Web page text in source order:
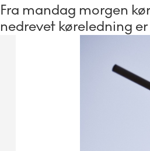
Fra mandag morgen
nedrevet køreledning